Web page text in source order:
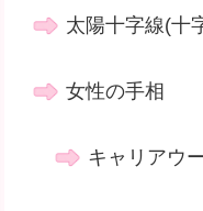
太陽十字線(十
女性の手相
キャリアウ